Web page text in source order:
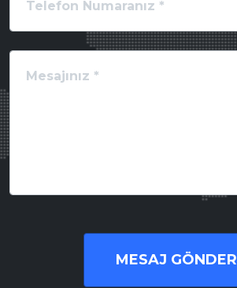
MESAJ GÖNDER